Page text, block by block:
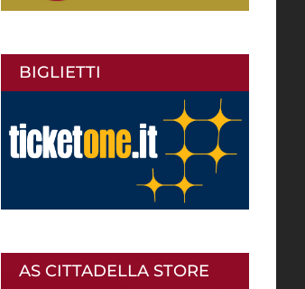
BIGLIETTI
AS CITTADELLA STORE